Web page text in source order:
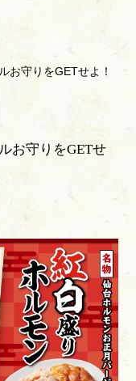
お守りをGETせよ！
お守りをGETせ